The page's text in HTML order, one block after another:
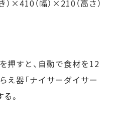
×410（幅）×210（高さ）
押すと、自動で食材を12
え器「ナイサーダイサー
。